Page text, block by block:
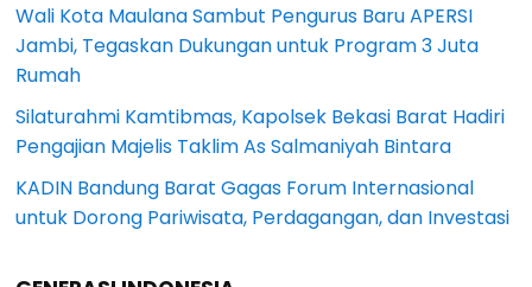
Wali Kota Maulana Sambut Pengurus Baru APERSI
Jambi, Tegaskan Dukungan untuk Program 3 Juta
Rumah
Silaturahmi Kamtibmas, Kapolsek Bekasi Barat Hadiri
Pengajian Majelis Taklim As Salmaniyah Bintara
KADIN Bandung Barat Gagas Forum Internasional
untuk Dorong Pariwisata, Perdagangan, dan Investasi